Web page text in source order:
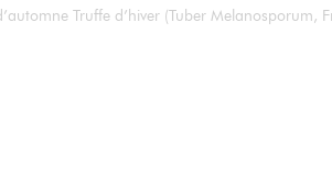
Truffe d’hiver (Tuber Melanosporum,